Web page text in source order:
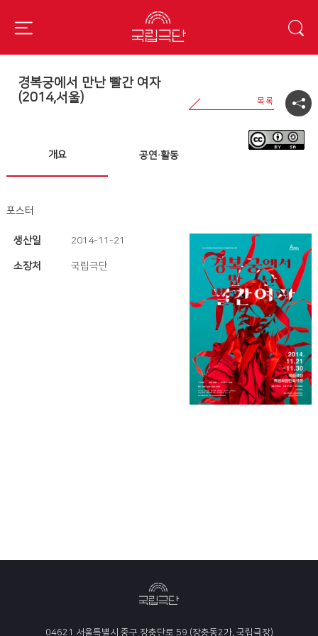
경복궁에서 만난 빨간 여자
(2014,서울)
개요 공연·활동
포스터
생산일 2014-11-21
소장처 국립극단
04621 서울특별시 중구 장충단로 59 (장충동2가, 국립극장)